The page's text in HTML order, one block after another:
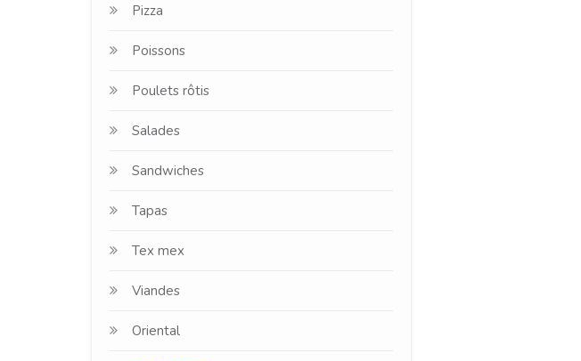
Pizza
Poissons
Poulets rôtis
Salades
Sandwiches
Tapas
Tex mex
Viandes
Oriental